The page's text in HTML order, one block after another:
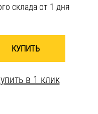
склада от 1 дня
КУПИТЬ
в 1 клик